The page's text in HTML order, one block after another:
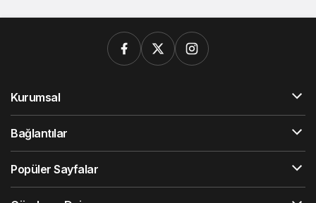
Kurumsal
Bağlantılar
Popüler Sayfalar